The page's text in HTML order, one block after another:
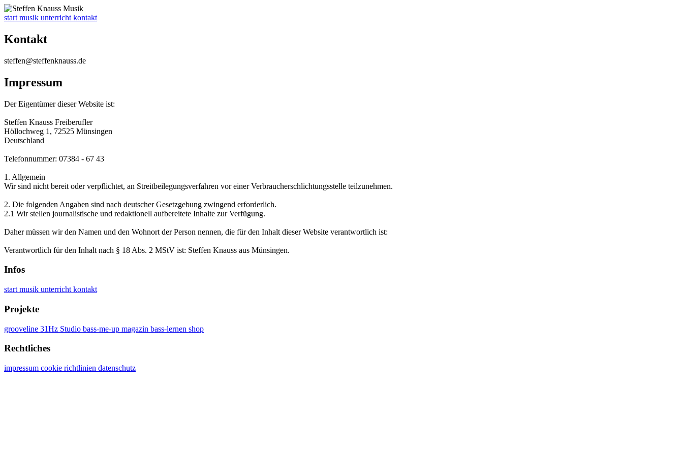
start musik unterricht kontakt
Kontakt
ed.ssuankneffets
@neffets
Impressum
Der Eigentümer dieser Website ist:
Steffen Knauss Freiberufler
Höllochweg 1, 72525 Münsingen
Deutschland
Telefonnummer: 07384 - 67 43
1. Allgemein
Wir sind nicht bereit oder verpflichtet, an Streitbeilegungsverfahren vor einer Verbraucherschlichtungsstelle teilzunehmen.
2. Die folgenden Angaben sind nach deutscher Gesetzgebung zwingend erforderlich.
2.1 Wir stellen journalistische und redaktionell aufbereitete Inhalte zur Verfügung.
Daher müssen wir den Namen und den Wohnort der Person nennen, die für den Inhalt dieser Website verantwortlich ist:
Verantwortlich für den Inhalt nach § 18 Abs. 2 MStV ist: Steffen Knauss aus Münsingen.
Infos
start musik unterricht kontakt
Projekte
grooveline 31Hz Studio bass-me-up magazin bass-lernen shop
Rechtliches
impressum cookie richtlinien datenschutz